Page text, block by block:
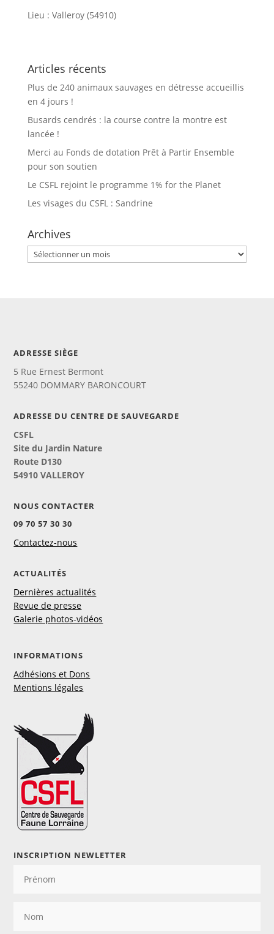
Lieu : Valleroy (54910)
Articles récents
Plus de 240 animaux sauvages en détresse accueillis
en 4 jours !
Busards cendrés : la course contre la montre est
lancée !
Merci au Fonds de dotation Prêt à Partir Ensemble
pour son soutien
Le CSFL rejoint le programme 1% for the Planet
Les visages du CSFL : Sandrine
Archives
Archives
ADRESSE SIÈGE
5 Rue Ernest Bermont
55240 DOMMARY BARONCOURT
ADRESSE DU CENTRE DE SAUVEGARDE
CSFL
Site du Jardin Nature
Route D130
54910 VALLEROY
NOUS CONTACTER
09 70 57 30 30
Contactez-nous
ACTUALITÉS
Dernières actualités
Revue de presse
Galerie photos-vidéos
INFORMATIONS
Adhésions et Dons
Mentions légales
INSCRIPTION NEWLETTER